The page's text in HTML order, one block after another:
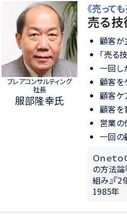
ブレアコンサルティング
社長
服部隆幸氏
《売って
売る
顧客
「売る
一回し
顧客
顧客ケ
顧客を
営業の
一回の
Ｏｎｅｔ
の方法論
組み』『
1985年